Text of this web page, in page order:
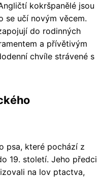
kokršpanělé jsou
se učí novým věcem.
do rodinných
a přívětivým
chvíle strávené s
psa, které pochází z
19. století. Jeho předci
na lov ptactva,